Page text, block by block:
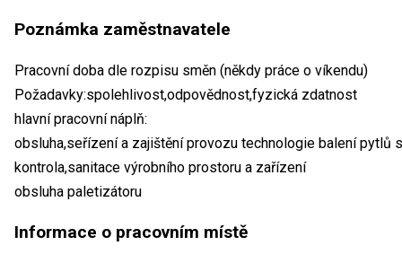
Poznámka zaměstnavatele
Pracovní doba dle rozpisu směn (někdy práce o víkendu)
Požadavky:spolehlivost,odpovědnost,fyzická zdatnost
hlavní pracovní náplň:
obsluha,seřízení a zajištění provozu technologie balení pytlů
kontrola,sanitace výrobního prostoru a zařízení
obsluha paletizátoru
Informace o pracovním místě